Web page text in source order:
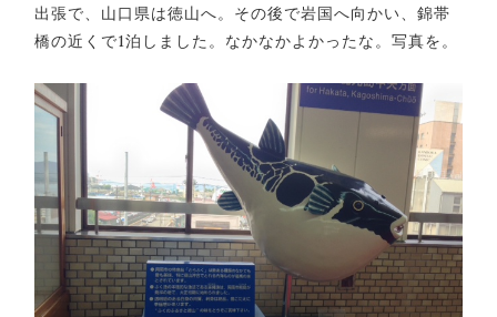
出張で、山口県は徳山へ。その後で岩国へ向かい、錦帯
橋の近くで1泊しました。なかなかよかったな。写真を。